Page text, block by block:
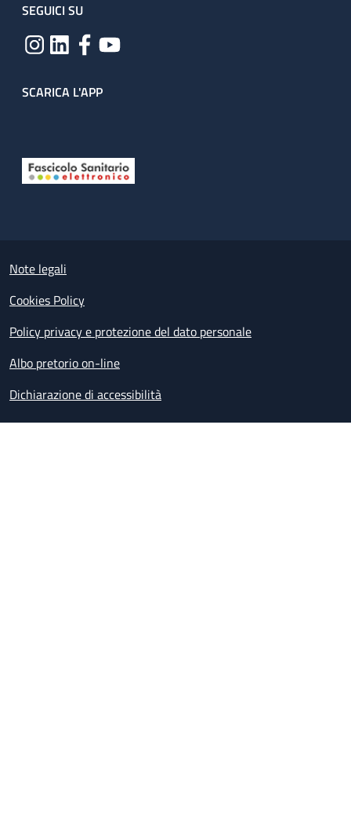
SEGUICI SU
SCARICA L'APP
Small prints
Note legali
Cookies Policy
Policy privacy e protezione del dato personale
Albo pretorio on-line
Dichiarazione di accessibilità